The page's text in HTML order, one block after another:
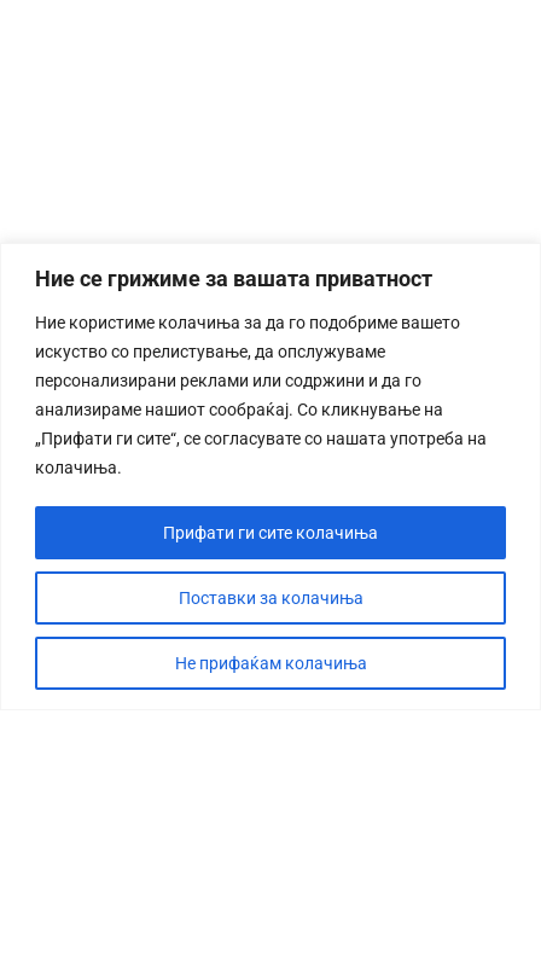
Ние се грижиме за вашата приватност
Ние користиме колачиња за да го подобриме вашето
искуство со прелистување, да опслужуваме
персонализирани реклами или содржини и да го
анализираме нашиот сообраќај. Со кликнување на
„Прифати ги сите“, се согласувате со нашата употреба на
колачиња.
Поставки за колачиња
Не прифаќам колачиња
Прифати ги сите колачиња